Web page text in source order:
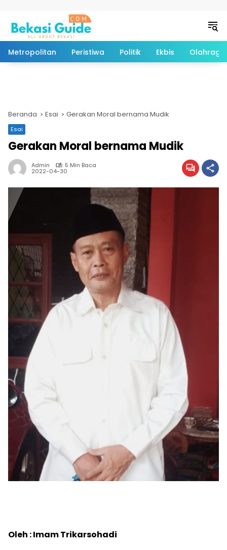
Metropolitan Peristiwa Politik Ekbis Olahraga
Beranda Esai Gerakan Moral bernama Mudik
Esai
Gerakan Moral bernama Mudik
Admin 5 Min Baca
2022-04-30
Oleh : Imam Trikarsohadi